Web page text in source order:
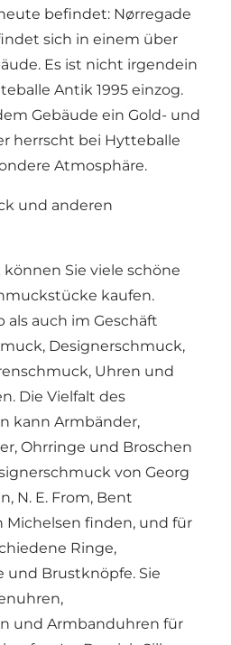
befindet: Nørregade
sich in einem über
Es ist nicht irgendein
Antik 1995 einzog.
Gebäude ein Gold- und
herrscht bei Hytteballe
Atmosphäre.
und anderen
Sie viele schöne
kaufen.
als auch im Geschäft
Designerschmuck,
Uhren und
Die Vielfalt des
kann Armbänder,
Ohrringe und Broschen
von Georg
N. E. From, Bent
Michelsen finden, und für
Ringe,
Brustknöpfe. Sie
und Armbanduhren für